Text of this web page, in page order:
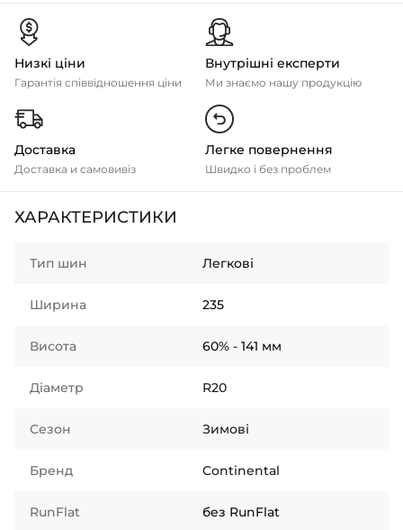
Низкі ціни
Гарантія співвідношення ціни
Внутрішні експерти
Ми знаємо нашу продукцію
Доставка
Доставка и самовивіз
Легке повернення
Швидко і без проблем
ХАРАКТЕРИСТИКИ
Тип шин Легкові
Ширина 235
Висота 60% - 141 мм
Діаметр R20
Сезон Зимові
Бренд Continental
RunFlat без RunFlat